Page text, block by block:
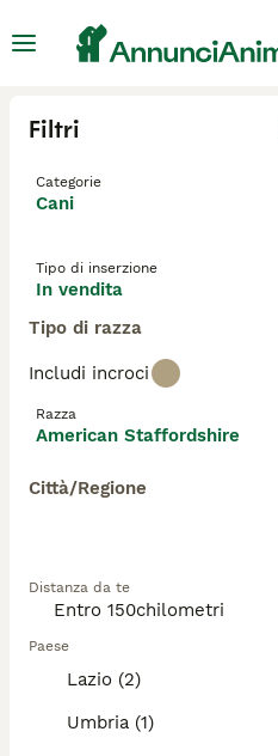
Filtri
Categorie
Cani
Tipo di inserzione
In vendita
Tipo di razza
Includi incroci
Razza
American Staffordshire
Città/Regione
Distanza da te
Paese
Lazio (2)
Umbria (1)